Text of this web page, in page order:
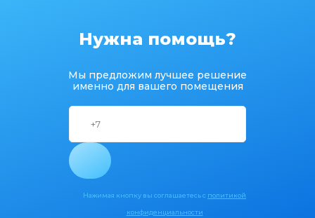
Нужна помощь?
Мы предложим лучшее решение
именно для вашего помещения
Нажимая кнопку вы соглашаетесь с политикой
конфиденциальности